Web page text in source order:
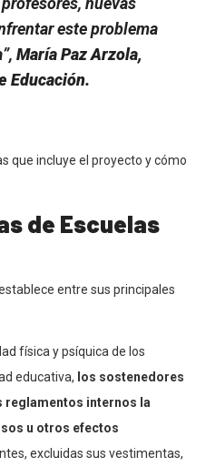
este problema
María Paz Arzola,
Educación.
que incluye el proyecto y cómo
de Escuelas
entre sus principales
física y psíquica de los
educativa, los sostenedores
reglamentos internos la
u otros efectos
excluidas sus vestimentas,